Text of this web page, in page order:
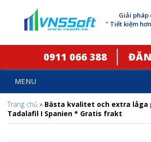
Giải pháp
" Tiết kiệm
0911 066 388
MENU
Trang chủ » Bästa kvalitet och extra låga
Tadalafil I Spanien * Gratis frakt